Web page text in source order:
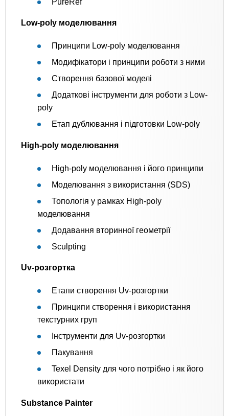
Low-poly моделювання
Принципи Low-poly моделювання
Модифікатори і принципи роботи з ними
Створення базової моделі
Додаткові інструменти для роботи з Low-
poly
Етап дублювання і підготовки Low-poly
High-poly моделювання
High-poly моделювання і його принципи
Моделювання з використання (SDS)
Топологія у рамках High-poly
моделювання
Додавання вторинної геометрії
Sculpting
Uv-розгортка
Етапи створення Uv-розгортки
Принципи створення і використання
текстурних груп
Інструменти для Uv-розгортки
Пакування
Texel Density для чого потрібно і як його
використати
Substance Painter